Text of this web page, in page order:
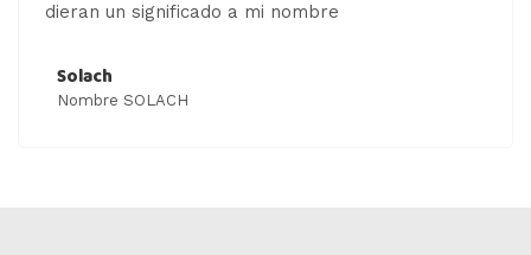
dieran un significado a mi nombre
Solach
Nombre SOLACH